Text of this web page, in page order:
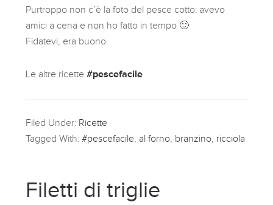
Purtroppo non c’è la foto del pesce cotto: avevo
amici a cena e non ho fatto in tempo 🙂
Fidatevi, era buono.
Le altre ricette#pescefacile
Filed Under: Ricette
Tagged With:#pescefacile, al forno, branzino, ricciola
Filetti di triglie